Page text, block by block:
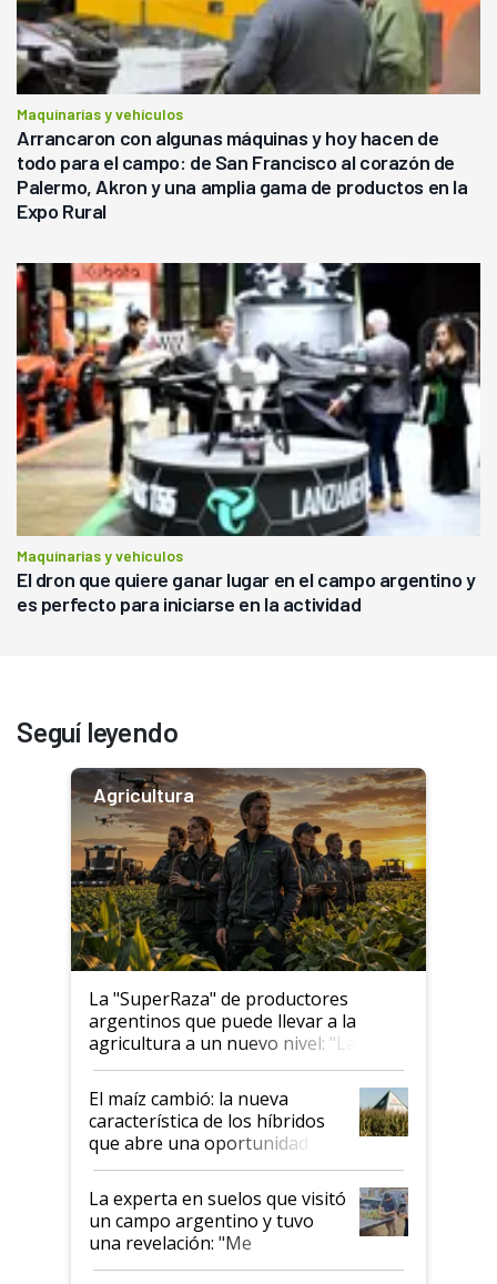
Maquinarias y vehículos
Arrancaron con algunas máquinas y hoy hacen de
todo para el campo: de San Francisco al corazón de
Palermo, Akron y una amplia gama de productos en la
Expo Rural
Maquinarias y vehículos
El dron que quiere ganar lugar en el campo argentino y
es perfecto para iniciarse en la actividad
Seguí leyendo
Agricultura
La "SuperRaza" de productores
argentinos que puede llevar a la
agricultura a un nuevo nivel: "Las
posibilidades de crecimiento son
infinitas"
El maíz cambió: la nueva
característica de los híbridos
que abre una oportunidad en
el lote
La experta en suelos que visitó
un campo argentino y tuvo
una revelación: "Me
impresionó mucho"